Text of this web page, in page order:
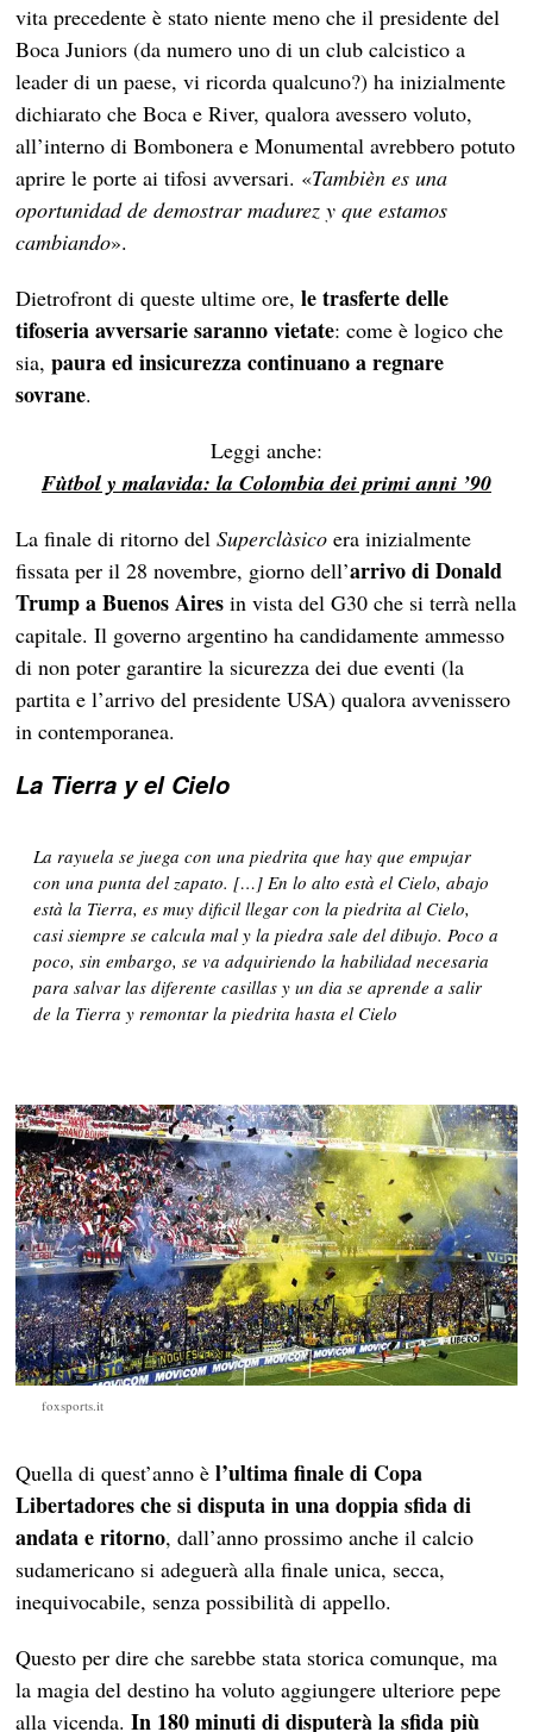
vita precedente è stato niente meno che il presidente del
Boca Juniors (da numero uno di un club calcistico a
leader di un paese, vi ricorda qualcuno?) ha inizialmente
dichiarato che Boca e River, qualora avessero voluto,
all’interno di Bombonera e Monumental avrebbero potuto
aprire le porte ai tifosi avversari. «Tambièn es una
oportunidad de demostrar madurez y que estamos
cambiando».
Dietrofront di queste ultime ore,le trasferte delle
tifoseria avversarie saranno vietate: come è logico che
sia,paura ed insicurezza continuano a regnare
sovrane.
Leggi anche:
Fùtbol y malavida: la Colombia dei primi anni ’90
La finale di ritorno delSuperclàsicoera inizialmente
fissata per il 28 novembre, giorno dell’arrivo di Donald
Trump a Buenos Aires in vista del G30 che si terrà nella
capitale. Il governo argentino ha candidamente ammesso
di non poter garantire la sicurezza dei due eventi (la
partita e l’arrivo del presidente USA) qualora avvenissero
in contemporanea.
La Tierra y el Cielo
La rayuela se juega con una piedrita que hay que empujar
con una punta del zapato. […]En lo alto està el Cielo, abajo
està la Tierra, es muy dificil llegar con la piedrita al Cielo,
casi siempre se calcula mal y la piedra sale del dibujo. Poco a
poco, sin embargo, se va adquiriendo la habilidad necesaria
para salvar las diferente casillas y un dia se aprende a salir
de la Tierra y remontar la piedrita hasta el Cielo
foxsports.it
Quella di quest’anno èl’ultima finale di Copa
Libertadores che si disputa in una doppia sfida di
andata e ritorno, dall’anno prossimo anche il calcio
sudamericano si adeguerà alla finale unica, secca,
inequivocabile, senza possibilità di appello.
Questo per dire che sarebbe stata storica comunque, ma
la magia del destino ha voluto aggiungere ulteriore pepe
alla vicenda.In 180 minuti di disputerà la sfida più